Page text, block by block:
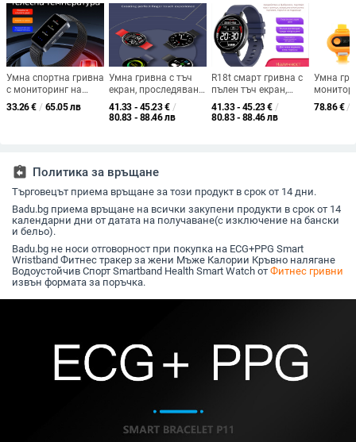
Умна спортна гривна
с мониторинг на
топлинен удар и
телесна
дни
33.26€ / 65.05 лв
Умна гривна с тъч
екран, проследяване
на сърдечен ритъм и
кръвно налягане,
батерията)
41.33 - 45.23€ /
80.83 - 88.46 лв
R18t смарт гривна с
пълен тъч екран,
мониторинг на пулс
и кръвно налягане,
41.33 - 45.23€ /
80.83 - 88.46 лв
Умна
бебето с
78.86€ /
assignment_return Политика за връщане
Търговецът приема връщане за този продукт в срок от 14 дни.
Badu.bg приема връщане на всички закупени продукти в срок от 14
календарни дни от датата на получаване(с изключение на бански
и бельо).
Badu.bg не носи отговорност при покупка на ECG+PPG Smart
Wristband Фитнес тракер за жени Мъже Калории Кръвно налягане
Водоустойчив Спорт Smartband Health Smart Watch от Фитнес гривни
извън формата за поръчка.